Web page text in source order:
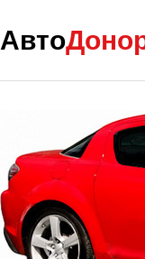
Авто